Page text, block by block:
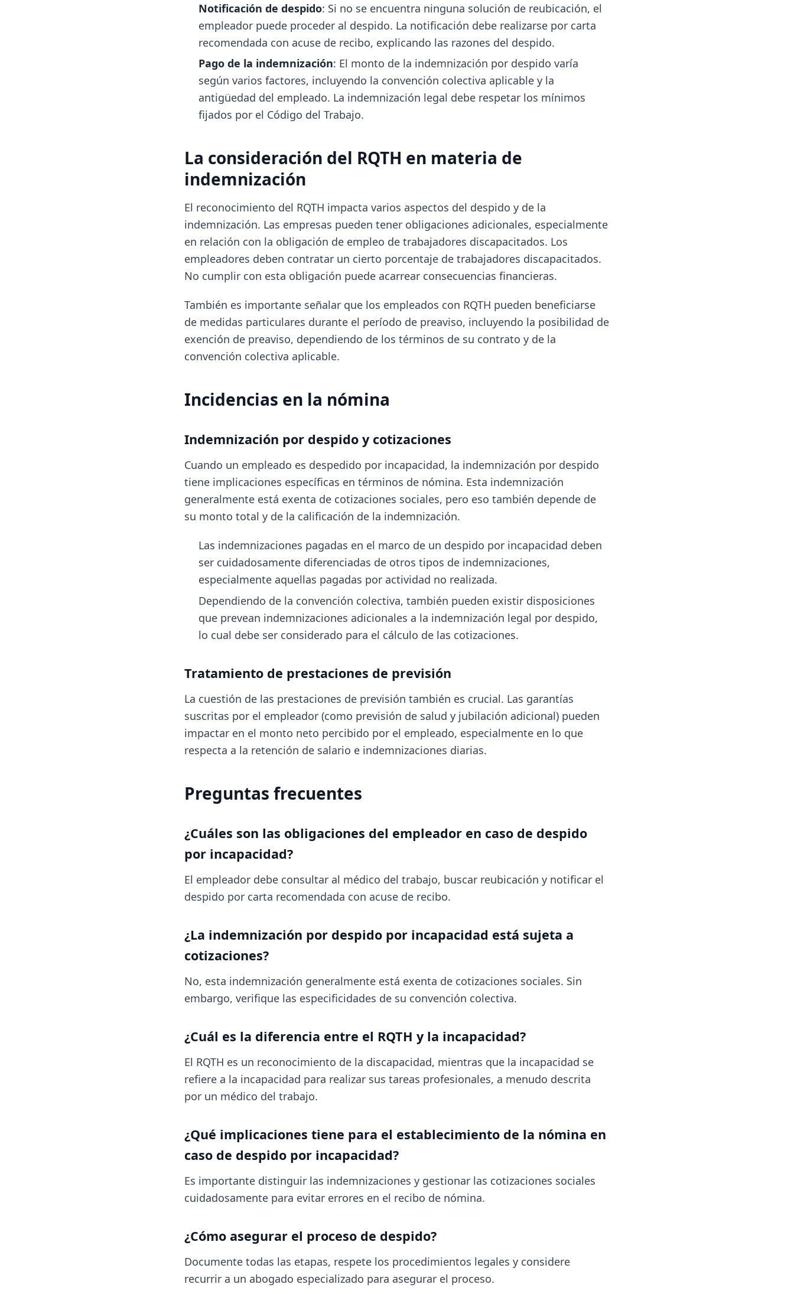
Notificación de despido: Si no se encuentra ninguna solución de reubicación, el
empleador puede proceder al despido. La notificación debe realizarse por carta
recomendada con acuse de recibo, explicando las razones del despido.
Pago de la indemnización: El monto de la indemnización por despido varía
según varios factores, incluyendo la convención colectiva aplicable y la
antigüedad del empleado. La indemnización legal debe respetar los mínimos
fijados por el Código del Trabajo.
La consideración del RQTH en materia de
indemnización
El reconocimiento del RQTH impacta varios aspectos del despido y de la
indemnización. Las empresas pueden tener obligaciones adicionales, especialmente
en relación con la obligación de empleo de trabajadores discapacitados. Los
empleadores deben contratar un cierto porcentaje de trabajadores discapacitados.
No cumplir con esta obligación puede acarrear consecuencias financieras.
También es importante señalar que los empleados con RQTH pueden beneficiarse
de medidas particulares durante el período de preaviso, incluyendo la posibilidad de
exención de preaviso, dependiendo de los términos de su contrato y de la
convención colectiva aplicable.
Incidencias en la nómina
Indemnización por despido y cotizaciones
Cuando un empleado es despedido por incapacidad, la indemnización por despido
tiene implicaciones específicas en términos de nómina. Esta indemnización
generalmente está exenta de cotizaciones sociales, pero eso también depende de
su monto total y de la calificación de la indemnización.
Las indemnizaciones pagadas en el marco de un despido por incapacidad deben
ser cuidadosamente diferenciadas de otros tipos de indemnizaciones,
especialmente aquellas pagadas por actividad no realizada.
Dependiendo de la convención colectiva, también pueden existir disposiciones
que prevean indemnizaciones adicionales a la indemnización legal por despido,
lo cual debe ser considerado para el cálculo de las cotizaciones.
Tratamiento de prestaciones de previsión
La cuestión de las prestaciones de previsión también es crucial. Las garantías
suscritas por el empleador (como previsión de salud y jubilación adicional) pueden
impactar en el monto neto percibido por el empleado, especialmente en lo que
respecta a la retención de salario e indemnizaciones diarias.
Preguntas frecuentes
¿Cuáles son las obligaciones del empleador en caso de despido
por incapacidad?
El empleador debe consultar al médico del trabajo, buscar reubicación y notificar el
despido por carta recomendada con acuse de recibo.
¿La indemnización por despido por incapacidad está sujeta a
cotizaciones?
No, esta indemnización generalmente está exenta de cotizaciones sociales. Sin
embargo, verifique las especificidades de su convención colectiva.
¿Cuál es la diferencia entre el RQTH y la incapacidad?
El RQTH es un reconocimiento de la discapacidad, mientras que la incapacidad se
refiere a la incapacidad para realizar sus tareas profesionales, a menudo descrita
por un médico del trabajo.
¿Qué implicaciones tiene para el establecimiento de la nómina en
caso de despido por incapacidad?
Es importante distinguir las indemnizaciones y gestionar las cotizaciones sociales
cuidadosamente para evitar errores en el recibo de nómina.
¿Cómo asegurar el proceso de despido?
Documente todas las etapas, respete los procedimientos legales y considere
recurrir a un abogado especializado para asegurar el proceso.